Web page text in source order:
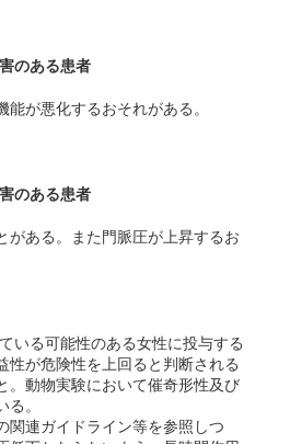
のある患者
が悪化するおそれがある。
のある患者
がある。また門脈圧が上昇するお
いる可能性のある女性に投与する
性が危険性を上回ると判断される
。動物実験において催奇形性及び
。
関連ガイドライン等を参照しつ